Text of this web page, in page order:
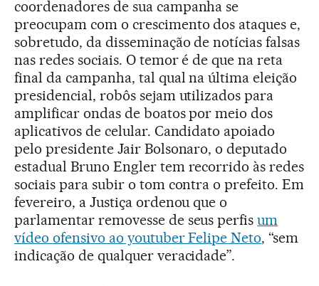
coordenadores de sua campanha se
preocupam com o crescimento dos ataques e,
sobretudo, da disseminação de notícias falsas
nas redes sociais. O temor é de que na reta
final da campanha, tal qual na última eleição
presidencial, robôs sejam utilizados para
amplificar ondas de boatos por meio dos
aplicativos de celular. Candidato apoiado
pelo presidente Jair Bolsonaro, o deputado
estadual Bruno Engler tem recorrido às redes
sociais para subir o tom contra o prefeito. Em
fevereiro, a Justiça ordenou que o
parlamentar removesse de seus perfisum
vídeo ofensivo ao youtuber Felipe Neto, “sem
indicação de qualquer veracidade”.